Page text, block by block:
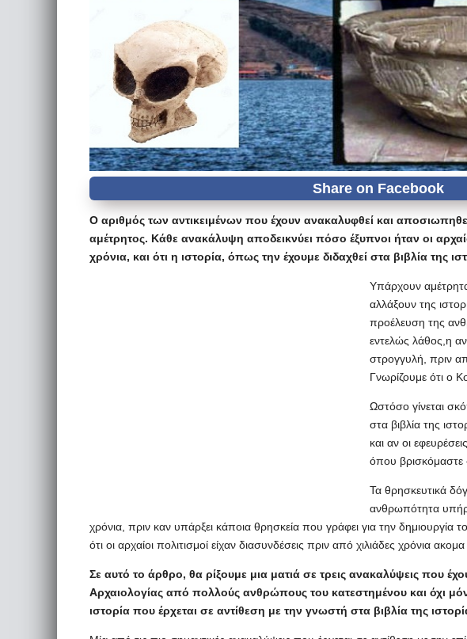
Ο αριθμός των αντικειμένων που έχουν ανακαλυφθεί και
αμέτρητος. Κάθε ανακάλυψη αποδεικνύει πόσο έξυπνοι ήταν οι
χρόνια, και ότι η ιστορία, όπως την έχουμε διδαχθεί στα βιβλία της
Υπάρχουν
αλλάξουν της
προέλευση της
εντελώς λάθος,η
στρογγυλή, πριν
Γνωρίζουμε ότι ο
Ωστόσο γίνεται
στα βιβλία της
και αν οι
όπου βρισκόμαστε
Τα θρησκευτικά
ανθρωπότητα
χρόνια, πριν καν υπάρξει κάποια θρησκεία που γράφει για την
ότι οι αρχαίοι πολιτισμοί είχαν διασυνδέσεις πριν από χιλιάδες χρόνια
Σε αυτό το άρθρο, θα ρίξουμε μια ματιά σε τρεις ανακαλύψεις που
Αρχαιολογίας από πολλούς ανθρώπους του κατεστημένου και όχι
ιστορία που έρχεται σε αντίθεση με την γνωστή στα βιβλία της